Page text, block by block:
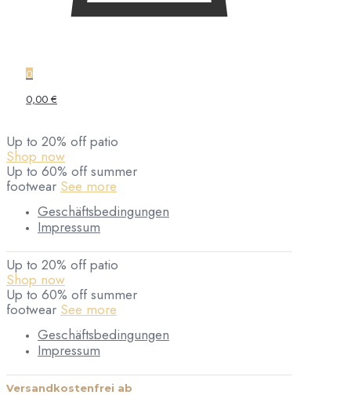
0
0,00 €
Up to 20% off patio
Shop now
Up to 60% off summer
footwear See more
Geschäftsbedingungen
Impressum
Up to 20% off patio
Shop now
Up to 60% off summer
footwear See more
Geschäftsbedingungen
Impressum
Versandkostenfrei ab